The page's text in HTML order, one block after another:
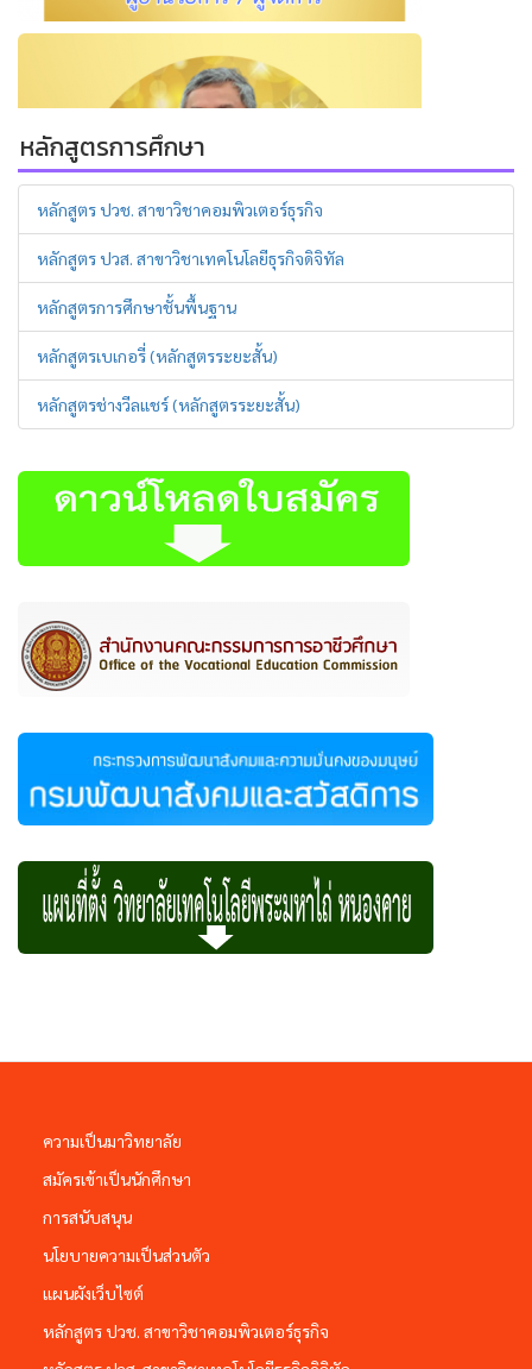
หลักสูตรการศึกษา
หลักสูตร ปวช. สาขาวิชาคอมพิวเตอร์ธุรกิจ
หลักสูตร ปวส. สาขาวิชาเทคโนโลยีธุรกิจดิจิทัล
หลักสูตรการศึกษาชั้นพื้นฐาน
หลักสูตรเบเกอรี่ (หลักสูตรระยะสั้น)
หลักสูตรช่างวีลแชร์ (หลักสูตรระยะสั้น)
ความเป็นมาวิทยาลัย
สมัครเข้าเป็นนักศึกษา
การสนับสนุน
นโยบายความเป็นส่วนตัว
แผนผังเว็บไซต์
หลักสูตร ปวช. สาขาวิชาคอมพิวเตอร์ธุรกิจ